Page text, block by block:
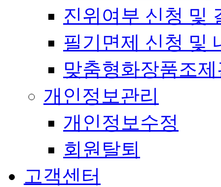
진위여부 신청 및
필기면제 신청 및
맞춤형화장품조
개인정보관리
개인정보수정
회원탈퇴
고객센터